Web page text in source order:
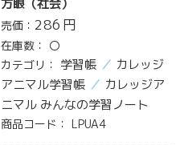
方眼（社会）
売価： 286 円
在庫数： 〇
カテゴリ： 学習帳
カレッジ
アニマル学習帳
カレッジア
ニマル みんなの学習ノート
商品コード： LPUA4